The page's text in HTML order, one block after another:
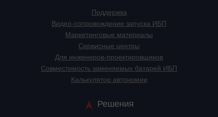
Поддержка
Видео-сопровождение запуска ИБП
Маркетинговые материалы
Сервисные центры
Для инженеров-проектировщиков
Cовместимость заменяемых батарей ИБП
Калькулятор автономии
Решения